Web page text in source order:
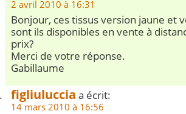
2 avril 2010 à 16:31
Bonjour, ces tissus version jaune et
sont ils disponibles en vente à
prix?
Merci de votre réponse.
Gabillaume
figliuluccia a écrit:
14 mars 2010 à 16:56